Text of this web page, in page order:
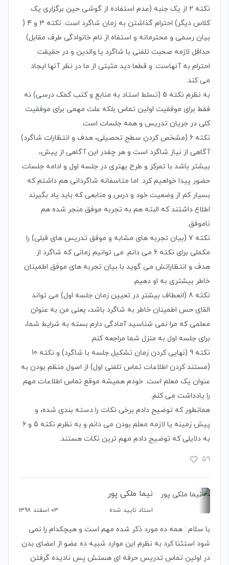
نکته 2 از یک جنبه (عدم استفاده از گوشی حین برگزاری یک
کلاس دیگر) احترام گذاشتن به زمان شاگرد است. نکته 3 و 4 (
بیان رسمی و محترمانه و استفاه از نام خانوادگی طرف مقابل)
حداقل لازمه صحبت تلفنی با شاگرد یا والدین و در حقیقت
احترام به آنهاست. و قطعا دید مثبتی از ما در نظر آنها ایجاد
می کند.
به نظرم نکته 5 (تسلط استاد به منابع و کتب کمک درسی) نه
فقط برای موفقیت اولین تماس بلکه علت مهمی برای موفقیت
کلی در جریان تدریس و همه جلسات است.
نکته 6 (مشخص کردن سطح تحصیلی، هدف و انتظارات شاگرد)
آگاهی از نیاز شاگرد است و هر چقدر این آگاهی از پیش،
بیشتر باشد با تمرکز و طرح بهتری در جلسه اول و ادامه جلسات
حضور پیدا خواهیم کرد. اما متاسفانه شاگردانی هم داشتم که
بسیار کم از وضعیت خود و درس و منابعی که باید یاد بگیرند
اطلاع داشتند که البته هم به تجربه موفق منجر شده هم
ناموفق.
نکته 7 (بیان تجربه های مشابه و موفق تدریس های قبلی) را
مکملی برای نکته 6 می دانم. می توانیم زمانی که شاگرد از
‌هدف و انتظاراتش می گوید با بیان تجربه های موفق اطمینان
خاطر بیشتری به او دهیم.
نکته 8 (انعطاف بیشتر در تعیین زمان جلسه اول) می تواند
القای حس اطمینان خاطر به شاگرد باشد، یعنی من به عنوان
معلمی که مرا نمی شناسید آمادگی دارم بسته به شرایط شما،
برای جلسه اول به منزل شما مراجعه کنم.
نکته 9 (نهایی کردن زمان تشکیل جلسه با شاگرد) و نکته 10
(مستند کردن اطلاعات تماس تلفنی اول) از اصول منظم بودن به
عنوان یک معلم است. خودم همیشه موقع تماس اطلاعات مهم
را یادداشت می کنم.
همانطور که توضیح دادم برخی نکات را دسته بندی شده، و
پیش زمینه یا لازمه معلم بودن می دانم و به نظرم نکته 5 و 6
به دلایلی که توضیح دادم مهم ترین نکات هستند.
59
نیما ملکی پور
استاد تایید شده ۰۳ اسفند ۱۳۹۸
با سلام : همه ده مورد ذکر شده مهم است و هیچکدام را نمی
شود استثنا کرد به نظرم این موارد شبیه ده عضو از اعضای بدن
در اولین تماس تدریس حرفه ای هستش پس نادیده گرفتن